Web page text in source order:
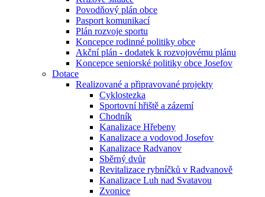
Povodňový plán obce
Pasport komunikací
Plán rozvoje sportu
Koncepce rodinné politiky obce
Akční plán - dodatek k rozvojovému plánu
Koncepce seniorské politiky obce Josefov
Dotace
Realizované a připravované projekty
Cyklostezka
Sportovní hřiště a zázemí
Chodník
Kanalizace Hřebeny
Kanalizace a vodovod Josefov
Kanalizace Radvanov
Sběrný dvůr
Revitalizace rybníčků v Radvanově
Kanalizace Luh nad Svatavou
Zvonice